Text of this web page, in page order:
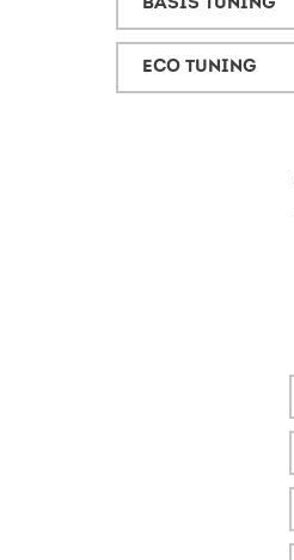
BASIS TUNING
ECO TUNING